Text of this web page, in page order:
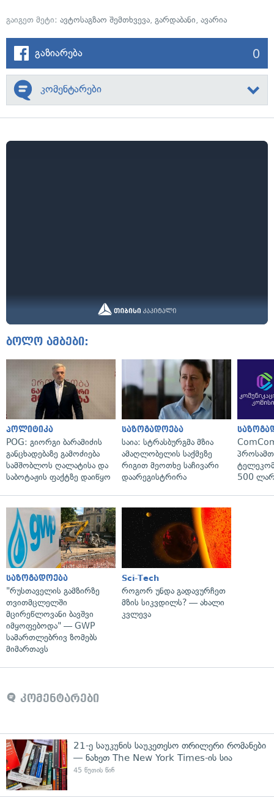
გაიგეთ მეტი: ავტოსაგზაო შემთხვევა, გარდაბანი, ავარია
გაზიარება 0
კომენტარები
ბოლო ამბები:
პოლიტიკა
POG: გიორგი ბარამიძის
განცხადებაზე გამოძიება
სამშობლოს ღალატისა და
საბოტაჟის ფაქტზე დაიწყო
საზოგადოება
საია: სტრასბურგმა მზია
ამაღლობელის საქმეზე
რიგით მეოთხე საჩივარი
დაარეგისტრირა
500
საზოგადოება
"რუსთაველის გამზირზე
თვითმცლელში
მცირეწლოვანი ბავშვი
იმყოფებოდა" — GWP
სამართლებრივ ზომებს
მიმართავს
Sci-Tech
როგორ უნდა გადავურჩეთ
მზის სიკვდილს? — ახალი
კვლევა
კომენტარები
21-ე საუკუნის საუკეთესო თრილერი რომანები
— ნახეთ The New York Times-ის სია
45 წუთის წინ